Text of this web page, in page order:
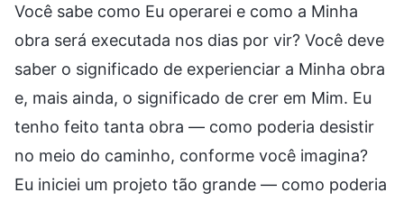
Você sabe como Eu operarei e como a Minha
obra será executada nos dias por vir? Você deve
saber o significado de experienciar a Minha obra
e, mais ainda, o significado de crer em Mim. Eu
tenho feito tanta obra — como poderia desistir
no meio do caminho, conforme você imagina?
Eu iniciei um projeto tão grande — como poderia